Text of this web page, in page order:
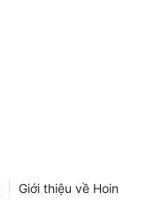
Giới thiệu về Hoin